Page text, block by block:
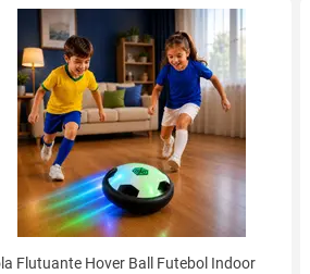
Flutuante Hover Ball Futebol Indoor